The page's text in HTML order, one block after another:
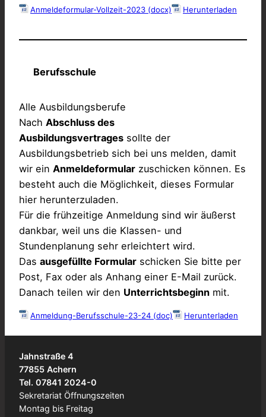
Anmeldeformular-Vollzeit-2023 (docx) Herunterladen
Berufsschule
Alle Ausbildungsberufe
Nach Abschluss des
Ausbildungsvertrages sollte der
Ausbildungsbetrieb sich bei uns melden, damit
wir ein Anmeldeformular zuschicken können. Es
besteht auch die Möglichkeit, dieses Formular
hier herunterzuladen.
Für die frühzeitige Anmeldung sind wir äußerst
dankbar, weil uns die Klassen- und
Stundenplanung sehr erleichtert wird.
Das ausgefüllte Formular schicken Sie bitte per
Post, Fax oder als Anhang einer E-Mail zurück.
Danach teilen wir den Unterrichtsbeginn mit.
Anmeldung-Berufsschule-23-24 (doc) Herunterladen
Jahnstraße 4
77855 Achern
Tel. 07841 2024-0
Sekretariat Öffnungszeiten
Montag bis Freitag